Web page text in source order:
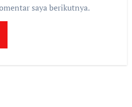
saya berikutnya.